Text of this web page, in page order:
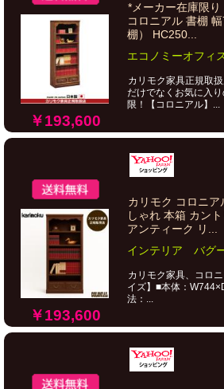
￥193,600
*メーカー在庫限
コロニアル 書棚
棚） HC250...
エコノミーオフィ
カリモク家具正規取
だけでなくお気に入
限！【コロニアル】...
￥193,600
カリモク コロニ
しゃれ 本箱 カン
アンティーク リ...
インテリア バグ
カリモク家具、コロ
イズ】■本体：
法：...